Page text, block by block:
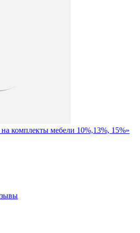
комплекты мебели 10%,13%, 15%»